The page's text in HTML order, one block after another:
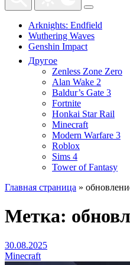
Arknights: Endfield
Wuthering Waves
Genshin Impact
Другое
Zenless Zone Zero
Alan Wake 2
Baldur’s Gate 3
Fortnite
Honkai Star Rail
Minecraft
Modern Warfare 3
Roblox
Sims 4
Tower of Fantasy
Главная страница »
Метка:
30.08.2025
Minecraft